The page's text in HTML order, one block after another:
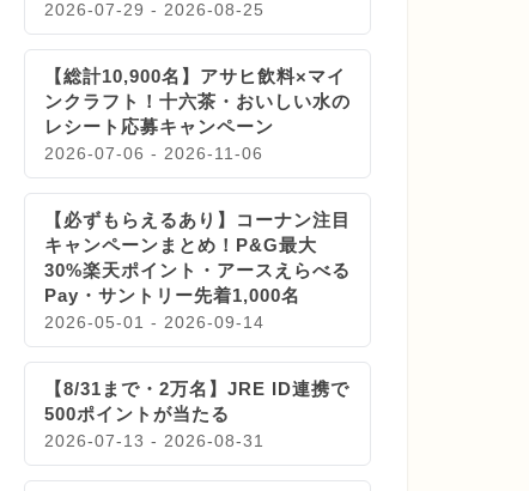
2026-07-29 - 2026-08-25
【総計10,900名】アサヒ飲料×マイ
ンクラフト！十六茶・おいしい水の
レシート応募キャンペーン
2026-07-06 - 2026-11-06
【必ずもらえるあり】コーナン注目
キャンペーンまとめ！P&G最大
30%楽天ポイント・アースえらべる
Pay・サントリー先着1,000名
2026-05-01 - 2026-09-14
【8/31まで・2万名】JRE ID連携で
500ポイントが当たる
2026-07-13 - 2026-08-31